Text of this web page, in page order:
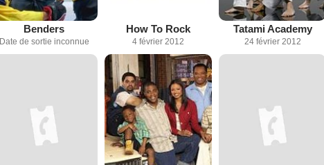
Benders
Date de sortie inconnue
How To Rock
4 février 2012
Tatami Academy
24 février 2012